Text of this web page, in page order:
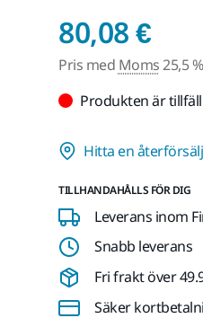
80,08 €
Pris med Moms25,5 %
Produkten är
Hitta en
TILLHANDAHÅLLS FÖR DIG
Leverans inom
Snabb leverans
Fri frakt över
Säker